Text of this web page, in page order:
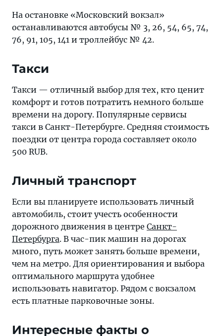
На остановке «Московский вокзал»
останавливаются автобусы № 3, 26, 54, 65, 74,
76, 91, 105, 141 и троллейбус № 42.
Такси
Такси — отличный выбор для тех, кто ценит
комфорт и готов потратить немного больше
времени на дорогу. Популярные сервисы
такси в Санкт-Петербурге. Средняя стоимость
поездки от центра города составляет около
500 RUB.
Личный транспорт
Если вы планируете использовать личный
автомобиль, стоит учесть особенности
дорожного движения в центре Санкт-
Петербурга. В час-пик машин на дорогах
много, путь может занять больше времени,
чем на метро. Для ориентирования и выбора
оптимального маршрута удобнее
использовать навигатор. Рядом с вокзалом
есть платные парковочные зоны.
Интересные факты о